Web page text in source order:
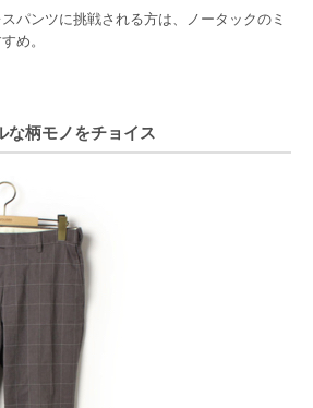
パンツに挑戦される方は、ノータックのミ
め。
な柄モノをチョイス